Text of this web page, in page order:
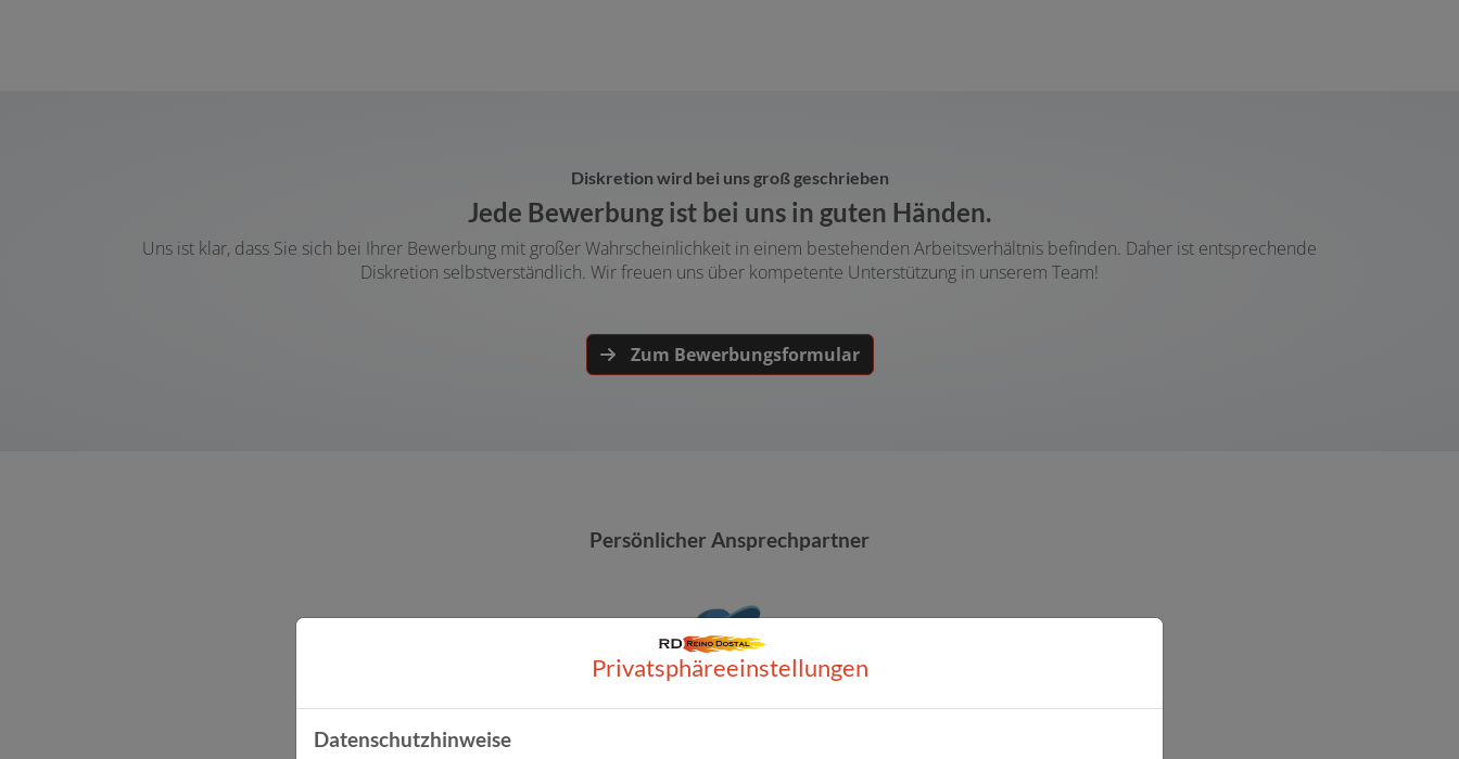
Diskretion wird bei uns groß geschrieben
Jede Bewerbung ist bei uns in guten Händen.
Uns ist klar, dass Sie sich bei Ihrer Bewerbung mit großer Wahrscheinlichkeit in einem bestehenden Arbeitsverhältnis befinden. Daher ist entsprechende
Diskretion selbstverständlich. Wir freuen uns über kompetente Unterstützung in unserem Team!
Zum Bewerbungsformular
Persönlicher Ansprechpartner
Privatsphäre­einstellungen
Datenschutzhinweise